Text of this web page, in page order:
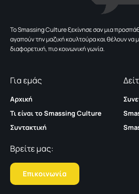
To Smassing Culture ξεκίνησε σαν μια
αγαπούν την μαζική κουλτούρα και θέλουν να
διαφορετική, πιο κοινωνική γωνία.
Για εμάς
Αρχική
Τι είναι το Smassing Culture
Συντακτική
Βρείτε μας:
Επικοινωνία